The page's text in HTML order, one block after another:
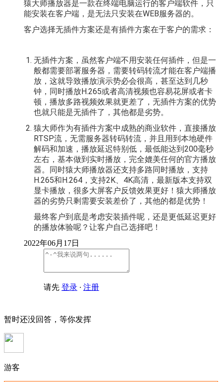
猿大师播放器是一款在终端电脑运行的客户端软件，只
能安装在客户端，是无法只安装在WEB服务器的。
客户选择无插件方案还是有插件方案在于客户的需求：
无插件方案，虽然客户端不用安装任何插件，但是一
般都需要部署服务器，需要转码转流才能在客户端播
放，这就导致播放演示势必会很高，甚至达到几秒
钟，同时播放H.265或者高清视频也容易花屏或者卡
顿，播放多路视频效果就更差了，无插件方案的优势
也就只能是无插件了，其他都是劣势。
猿大师作为有插件方案中成熟的商业软件，直接播放
RTSP流，无需服务器转码转流，并且用到本地硬件
解码和加速，播放延迟特别低，最低能达到200毫秒
左右，基本做到实时播放，完全媲美任何的官方播放
器。同时猿大师播放器还支持多路同时播放，支持
H.265和H.264，支持2K、4K高清，最新版本支持双
显卡播放，很多大屏客户反馈效果更好！猿大师播放
器的劣势只剩需要安装差价了，其他的都是优势！
最终客户到底是考虑安装插件呢，还是更低延迟更好
的播放体验呢？让客户自己选择吧！
2022年06月17日
请先 登录 · 注册
暂时还没回答，等你发挥
游客